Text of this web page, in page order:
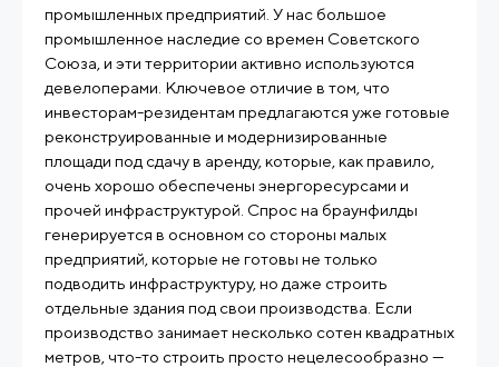
промышленных предприятий. У нас большое
промышленное наследие со времен Советского
Союза, и эти территории активно используются
девелоперами. Ключевое отличие в том, что
инвесторам-резидентам предлагаются уже готовые
реконструированные и модернизированные
площади под сдачу в аренду, которые, как правило,
очень хорошо обеспечены энергоресурсами и
прочей инфраструктурой. Спрос на браунфилды
генерируется в основном со стороны малых
предприятий, которые не готовы не только
подводить инфраструктуру, но даже строить
отдельные здания под свои производства. Если
производство занимает несколько сотен квадратных
метров, что-то строить просто нецелесообразно —